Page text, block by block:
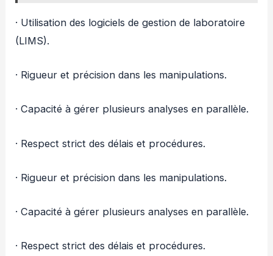
· Utilisation des logiciels de gestion de laboratoire
(LIMS).
· Rigueur et précision dans les manipulations.
· Capacité à gérer plusieurs analyses en parallèle.
· Respect strict des délais et procédures.
· Rigueur et précision dans les manipulations.
· Capacité à gérer plusieurs analyses en parallèle.
· Respect strict des délais et procédures.